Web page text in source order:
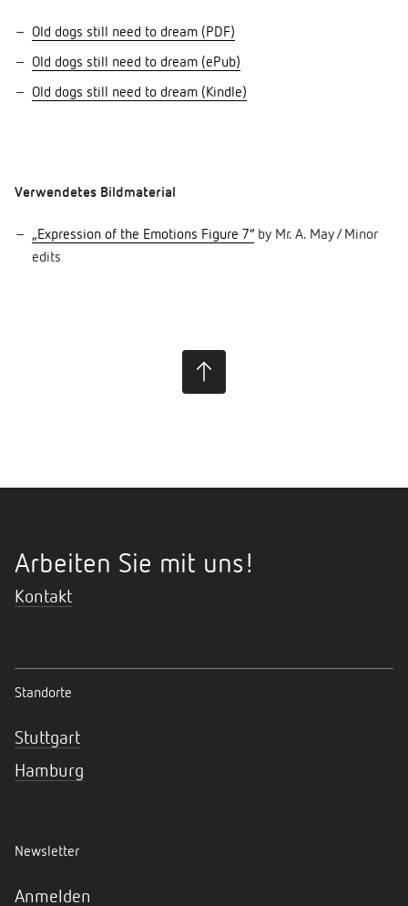
Old dogs still need to dream (PDF)
Old dogs still need to dream (ePub)
Old dogs still need to dream (Kindle)
Verwendetes Bildmaterial
„Expression of the Emotions Figure 7“ by Mr. A. May / Minor
edits
Arbeiten Sie mit uns!
Kontakt
Standorte
Stuttgart
Hamburg
Newsletter
Anmelden